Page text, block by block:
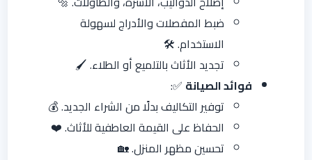
ضبط المفصلات والأدراج لسهولة
الاستخدام. 🛠️
تجديد الأثاث بالتلميع أو الطلاء. 🖌️
فوائد الصيانة ✅:
توفير التكاليف بدلًا من الشراء الجديد. 💰
الحفاظ على القيمة العاطفية للأثاث. ❤️
تحسين مظهر المنزل. 🏡